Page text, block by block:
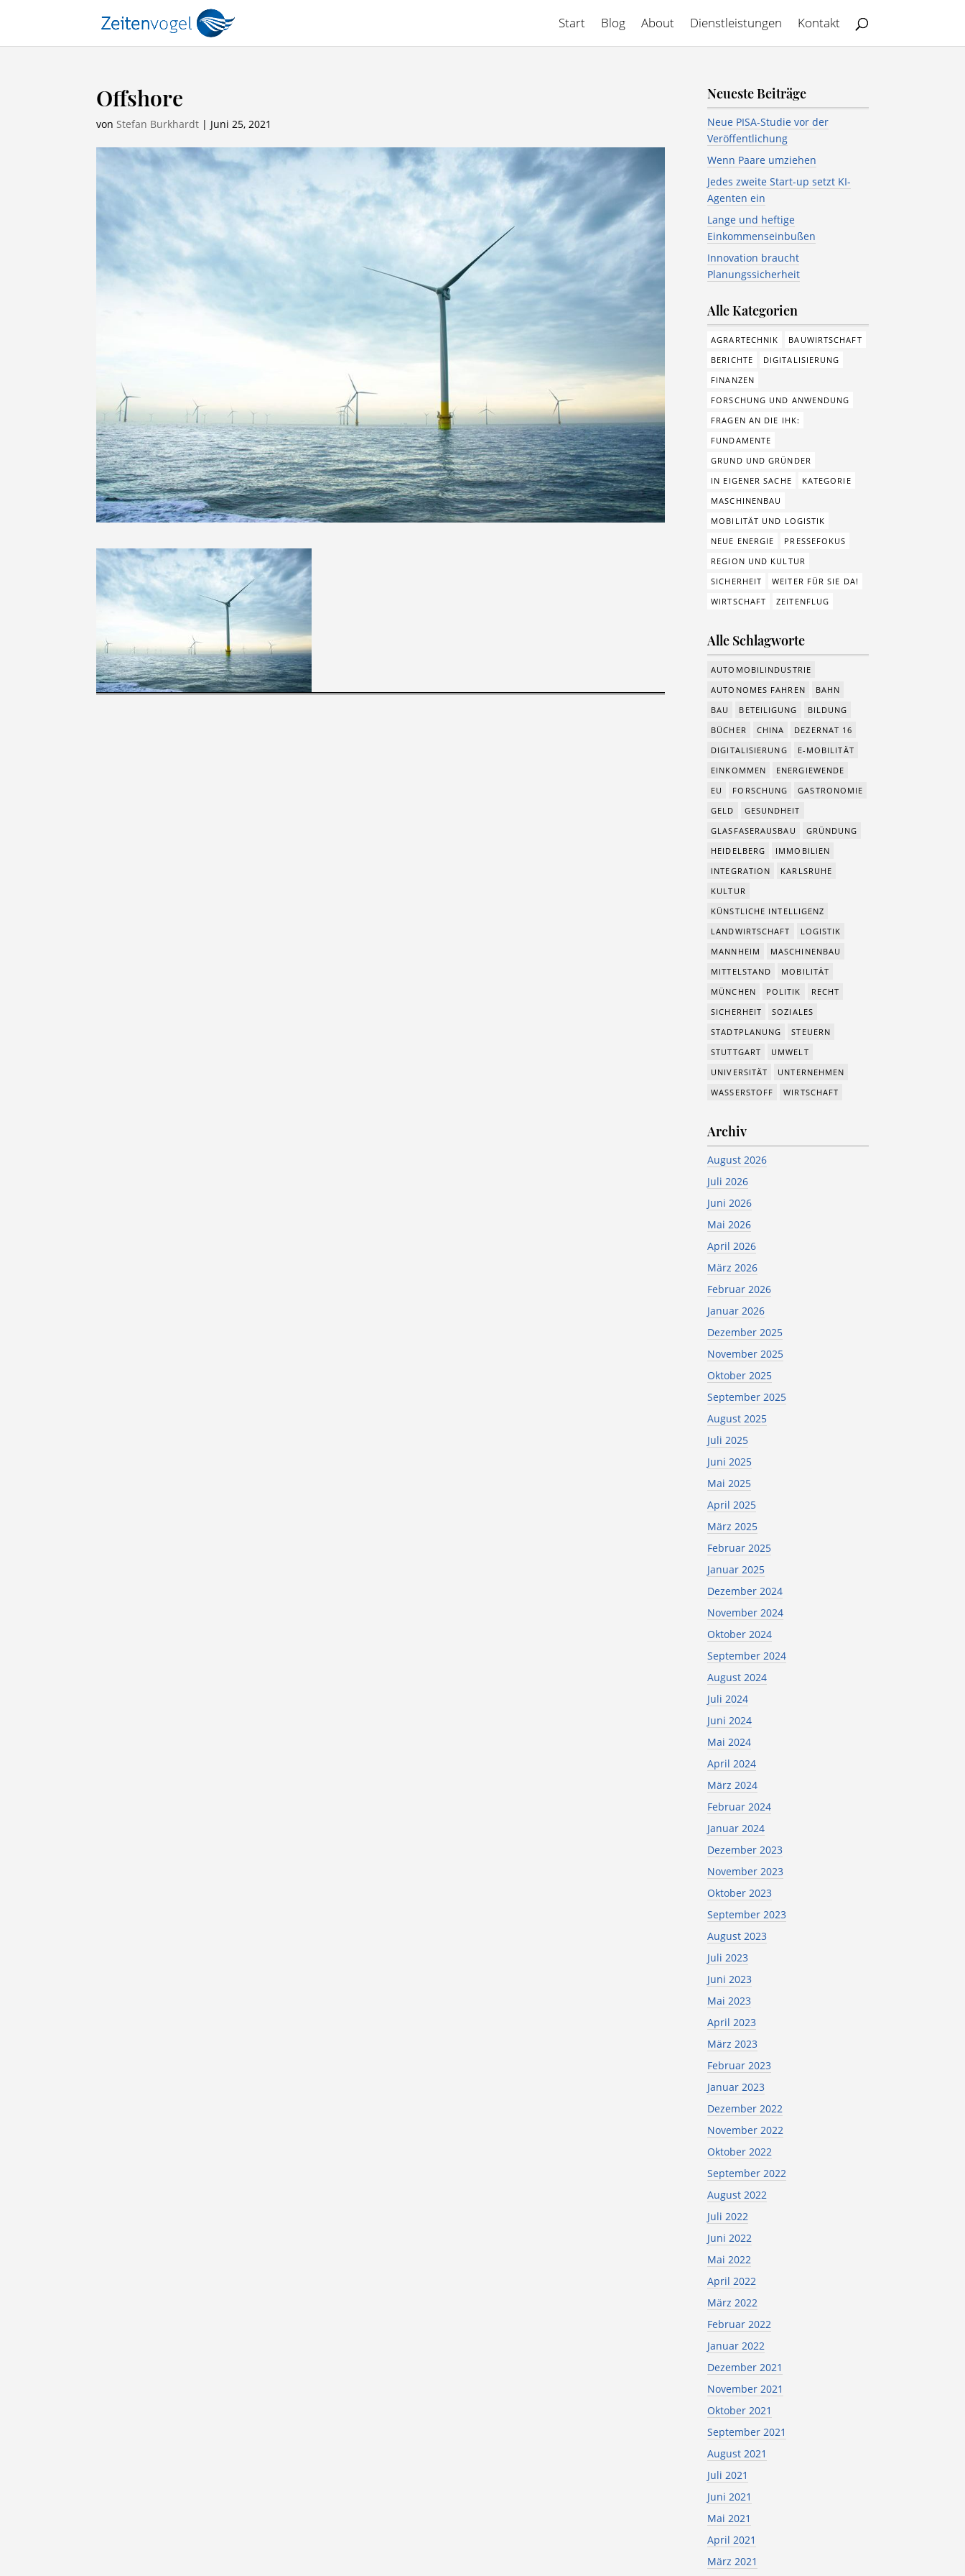
Start Blog About Dienstleistungen Kontakt
Offshore
vonStefan Burkhardt | Juni 25, 2021
Neueste Beiträge
Neue PISA-Studie vor der
Veröffentlichung
Wenn Paare umziehen
Jedes zweite Start-up setzt KI-
Agenten ein
Lange und heftige
Einkommenseinbußen
Innovation braucht
Planungssicherheit
Alle Kategorien
AGRARTECHNIK
BAUWIRTSCHAFT
BERICHTE
DIGITALISIERUNG
FINANZEN
FORSCHUNG UND ANWENDUNG
FRAGEN AN DIE IHK:
FUNDAMENTE
GRUND UND GRÜNDER
IN EIGENER SACHE
KATEGORIE
MASCHINENBAU
MOBILITÄT UND LOGISTIK
NEUE ENERGIE
PRESSEFOKUS
REGION UND KULTUR
SICHERHEIT
WEITER FÜR SIE DA!
WIRTSCHAFT
ZEITENFLUG
Alle Schlagworte
AUTOMOBILINDUSTRIE
AUTONOMES FAHREN
BAHN
BAU
BETEILIGUNG
BILDUNG
BÜCHER
CHINA
DEZERNAT 16
DIGITALISIERUNG
E-MOBILITÄT
EINKOMMEN
ENERGIEWENDE
EU
FORSCHUNG
GASTRONOMIE
GELD
GESUNDHEIT
GLASFASERAUSBAU
GRÜNDUNG
HEIDELBERG
IMMOBILIEN
INTEGRATION
KARLSRUHE
KULTUR
KÜNSTLICHE INTELLIGENZ
LANDWIRTSCHAFT
LOGISTIK
MANNHEIM
MASCHINENBAU
MITTELSTAND
MOBILITÄT
MÜNCHEN
POLITIK
RECHT
SICHERHEIT
SOZIALES
STADTPLANUNG
STEUERN
STUTTGART
UMWELT
UNIVERSITÄT
UNTERNEHMEN
WASSERSTOFF
WIRTSCHAFT
Archiv
August 2026
Juli 2026
Juni 2026
Mai 2026
April 2026
März 2026
Februar 2026
Januar 2026
Dezember 2025
November 2025
Oktober 2025
September 2025
August 2025
Juli 2025
Juni 2025
Mai 2025
April 2025
März 2025
Februar 2025
Januar 2025
Dezember 2024
November 2024
Oktober 2024
September 2024
August 2024
Juli 2024
Juni 2024
Mai 2024
April 2024
März 2024
Februar 2024
Januar 2024
Dezember 2023
November 2023
Oktober 2023
September 2023
August 2023
Juli 2023
Juni 2023
Mai 2023
April 2023
März 2023
Februar 2023
Januar 2023
Dezember 2022
November 2022
Oktober 2022
September 2022
August 2022
Juli 2022
Juni 2022
Mai 2022
April 2022
März 2022
Februar 2022
Januar 2022
Dezember 2021
November 2021
Oktober 2021
September 2021
August 2021
Juli 2021
Juni 2021
Mai 2021
April 2021
März 2021